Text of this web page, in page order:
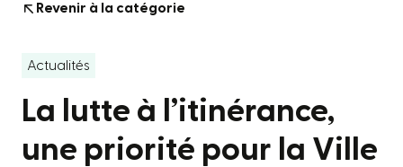
Revenir à la catégorie
Actualités
La lutte à l’itinérance,
une priorité pour la Ville